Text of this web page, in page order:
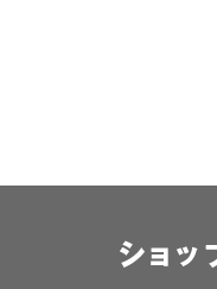
本サービスではCookieと
ワールドプレゼントのポイント